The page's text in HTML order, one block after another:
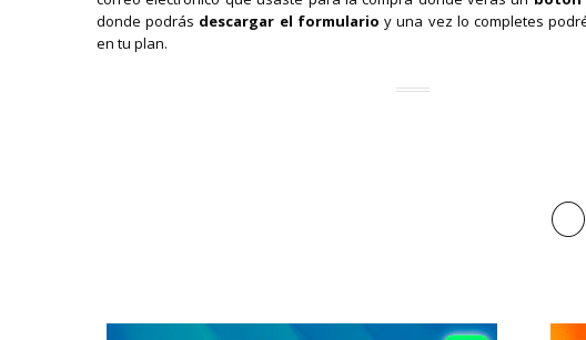
donde podrás descargar el formulario y una vez lo completes
en tu plan.